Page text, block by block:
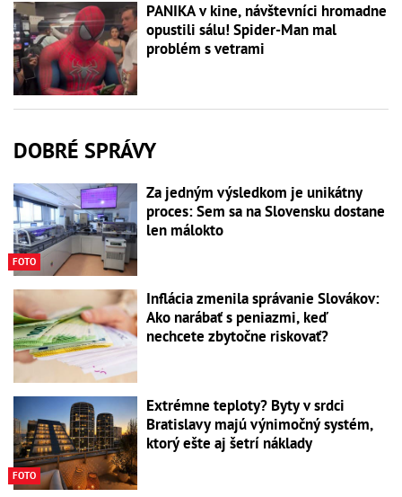
PANIKA v kine, návštevníci hromadne
opustili sálu! Spider-Man mal
problém s vetrami
DOBRÉ SPRÁVY
FOTO
Za jedným výsledkom je unikátny
proces: Sem sa na Slovensku dostane
len málokto
Inflácia zmenila správanie Slovákov:
Ako narábať s peniazmi, keď
nechcete zbytočne riskovať?
FOTO
Extrémne teploty? Byty v srdci
Bratislavy majú výnimočný systém,
ktorý ešte aj šetrí náklady